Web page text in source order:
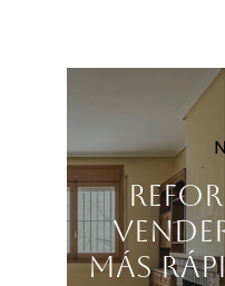
más